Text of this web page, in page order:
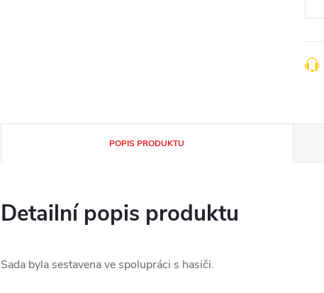
POPIS PRODUKTU
Detailní popis produktu
Sada byla sestavena ve spolupráci s hasiči.